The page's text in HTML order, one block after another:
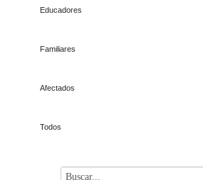
Educadores
Familiares
Afectados
Todos